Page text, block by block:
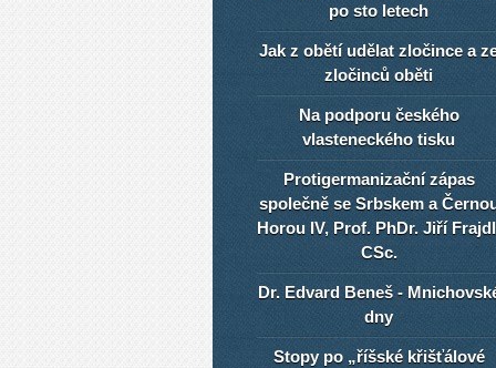
po sto letech
Jak z obětí udělat zločince a
zločinců oběti
Na podporu českého
vlasteneckého tisku
Protigermanizační zápas
společně se Srbskem a
Horou IV, Prof. PhDr. Jiří
CSc.
Dr. Edvard Beneš -
dny
Stopy po „říšské křišťálové